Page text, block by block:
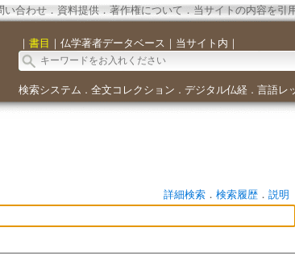
い合わせ． 資料提供． 著作権について．当サイトの内容を引
｜ 書目 ｜ 仏学著者データベース ｜ 当サイト内 ｜
検索システム ． 全文コレクション ． デジタル仏経． 言語レ
詳細検索． 検索履歴． 説明